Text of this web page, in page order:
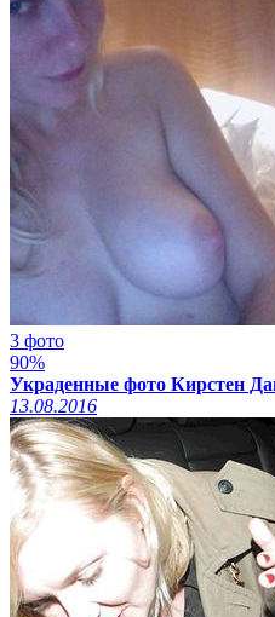
3 фото
90%
Украденные фото Кирстен
13.08.2016